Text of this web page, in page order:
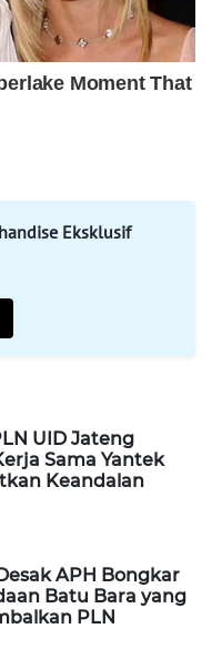
Eksklusif
UID Jateng
Sama Yantek
Keandalan
APH Bongkar
Batu Bara yang
PLN